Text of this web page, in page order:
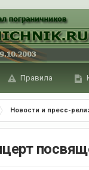
Правила
Новости и пресс-